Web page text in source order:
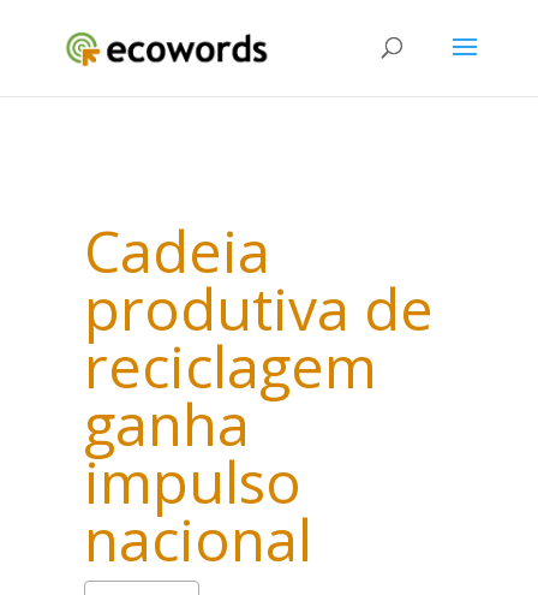
Cadeia
produtiva de
reciclagem
ganha
impulso
nacional